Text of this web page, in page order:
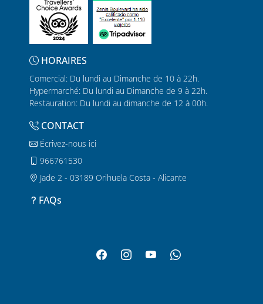
HORAIRES
Comercial: Du lundi au Dimanche de 10 à 22h.
Hypermarché: Du lundi au Dimanche de 9 à 22h.
Restauration: Du lundi au dimanche de 12 à 00h.
CONTACT
Écrivez-nous ici
966761530
Jade 2 - 03189 Orihuela Costa - Alicante
FAQs